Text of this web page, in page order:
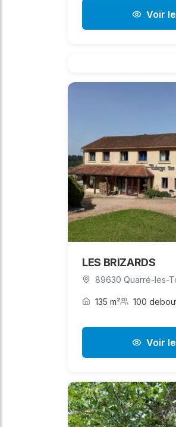
Voir
LES BRIZARDS
89630 Quarré-les-
135 m² 100
Voir